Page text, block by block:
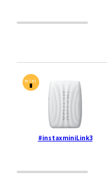
mini
#instaxminiLink3